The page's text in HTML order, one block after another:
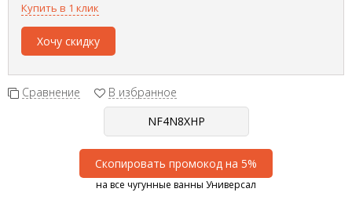
Купить в 1 клик
Хочу скидку
Сравнение В избранное
Скопировать промокод на 5%
на все чугунные ванны Универсал